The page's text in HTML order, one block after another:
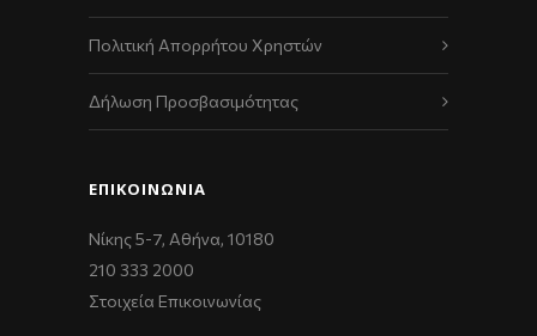
Πολιτική Απορρήτου Χρηστών
Δήλωση Προσβασιμότητας
ΕΠΙΚΟΙΝΩΝΊΑ
Νίκης 5-7, Αθήνα, 10180
210 333 2000
Στοιχεία Επικοινωνίας